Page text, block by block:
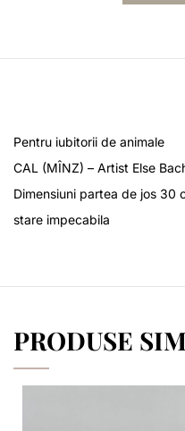
Pentru iubitorii de animale
CAL (MÎNZ) – Artist Else
Dimensiuni partea de jos 30
stare impecabila
PRODUSE